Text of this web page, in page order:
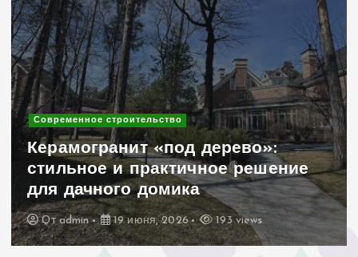
Современное строительство
Садовые скамейки для
придомовой территории коттеджа:
как сделать территорию уютной
Madmetal.ru и функциональной
Отadmin 15 июня, 2026 211 views